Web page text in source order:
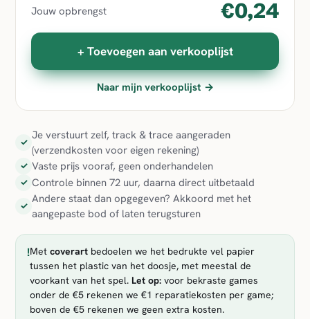
Jouw opbrengst €0,24
+ Toevoegen aan verkooplijst
Naar mijn verkooplijst →
✓
Je verstuurt zelf, track & trace aangeraden
(verzendkosten voor eigen rekening)
✓ Vaste prijs vooraf, geen onderhandelen
✓ Controle binnen 72 uur, daarna direct uitbetaald
✓
Andere staat dan opgegeven? Akkoord met het
aangepaste bod of laten terugsturen
!Met coverart bedoelen we het bedrukte vel papier
tussen het plastic van het doosje, met meestal de
voorkant van het spel. Let op: voor bekraste games
onder de €5 rekenen we €1 reparatiekosten per game;
boven de €5 rekenen we geen extra kosten.